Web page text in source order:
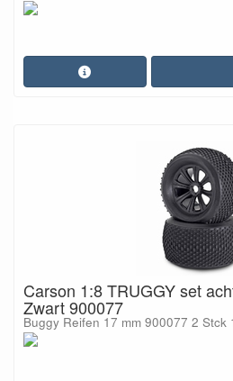
Carson 1:8 TRUGGY set
Zwart 900077
Buggy Reifen 17 mm 900077 2 Stck